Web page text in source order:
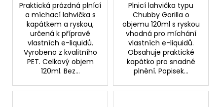
Praktická prázdná plnící
a míchací lahvička s
kapátkem a ryskou,
určená k přípravě
vlastních e-liquidů.
Vyrobeno z kvalitního
PET. Celkový objem
120ml. Bez...
Plnicí lahvička typu
Chubby Gorilla o
objemu 120ml s ryskou
vhodná pro míchání
vlastních e-liquidů.
Obsahuje praktické
kapátko pro snadné
plnění. Popisek...